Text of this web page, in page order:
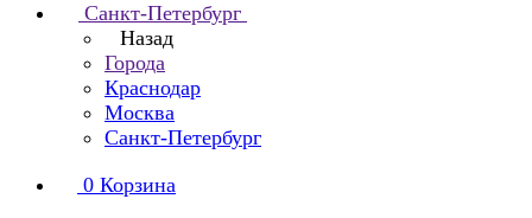
Санкт-Петербург
Назад
Города
Краснодар
Москва
Санкт-Петербург
0 Корзина